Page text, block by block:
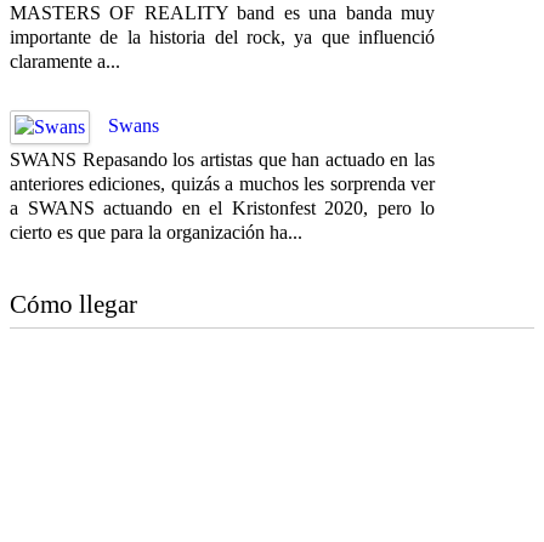
MASTERS OF REALITY band es una banda muy
importante de la historia del rock, ya que influenció
claramente a...
Swans
SWANS Repasando los artistas que han actuado en las
anteriores ediciones, quizás a muchos les sorprenda ver
a SWANS actuando en el Kristonfest 2020, pero lo
cierto es que para la organización ha...
Cómo llegar